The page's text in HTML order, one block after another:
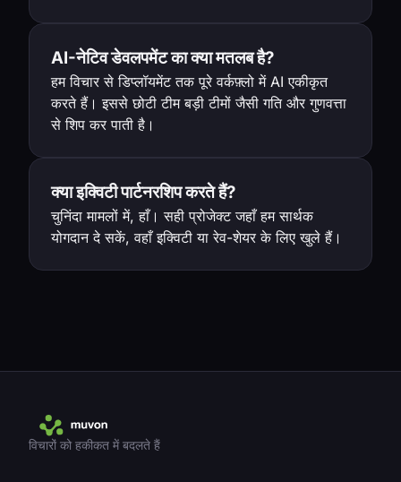
AI-नेटिव डेवलपमेंट का क्या मतलब है?
हम विचार से डिप्लॉयमेंट तक पूरे वर्कफ़्लो में AI एकीकृत
करते हैं। इससे छोटी टीम बड़ी टीमों जैसी गति और गुणवत्ता
से शिप कर पाती है।
क्या इक्विटी पार्टनरशिप करते हैं?
चुनिंदा मामलों में, हाँ। सही प्रोजेक्ट जहाँ हम सार्थक
योगदान दे सकें, वहाँ इक्विटी या रेव-शेयर के लिए खुले हैं।
विचारों को हकीकत में बदलते हैं